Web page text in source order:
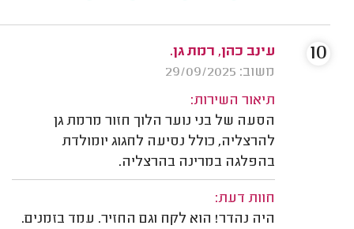
עינב כהן, רמת גן.
משוב: 29/09/2025
תיאור השירות:
הסעה של בני נוער הלוך חזור מרמת גן
להרצליה, כולל נסיעה לחגוג יומולדת
בהפלגה במרינה בהרצליה.
חוות דעת:
היה נהדר! הוא לקח וגם החזיר. עמד בזמנים.
10